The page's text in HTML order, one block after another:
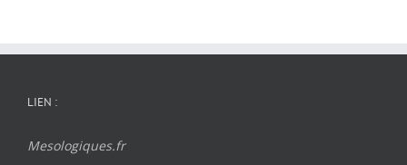
LIEN :
Mesologiques.fr